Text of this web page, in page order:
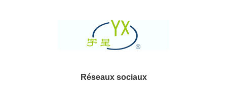
Réseaux sociaux